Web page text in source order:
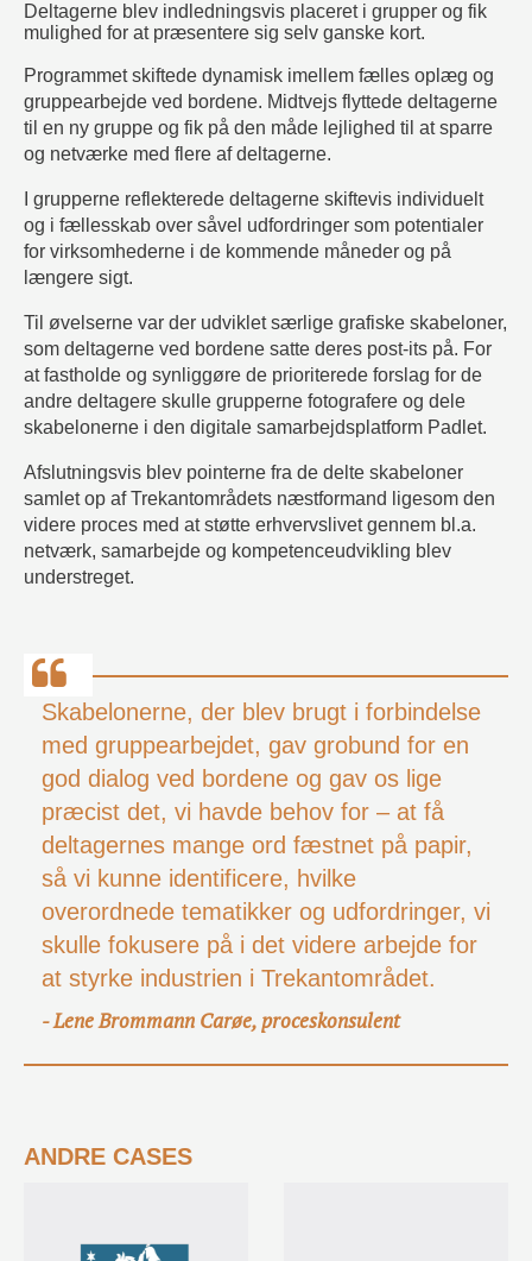
Deltagerne blev indledningsvis placeret i grupper og fik
mulighed for at præsentere sig selv ganske kort.
Programmet skiftede dynamisk imellem fælles oplæg og
gruppearbejde ved bordene. Midtvejs flyttede deltagerne
til en ny gruppe og fik på den måde lejlighed til at sparre
og netværke med flere af deltagerne.
I grupperne reflekterede deltagerne skiftevis individuelt
og i fællesskab over såvel udfordringer som potentialer
for virksomhederne i de kommende måneder og på
længere sigt.
Til øvelserne var der udviklet særlige grafiske skabeloner,
som deltagerne ved bordene satte deres post-its på. For
at fastholde og synliggøre de prioriterede forslag for de
andre deltagere skulle grupperne fotografere og dele
skabelonerne i den digitale samarbejdsplatform Padlet.
Afslutningsvis blev pointerne fra de delte skabeloner
samlet op af Trekantområdets næstformand ligesom den
videre proces med at støtte erhvervslivet gennem bl.a.
netværk, samarbejde og kompetenceudvikling blev
understreget.
Skabelonerne, der blev brugt i forbindelse
med gruppearbejdet, gav grobund for en
god dialog ved bordene og gav os lige
præcist det, vi havde behov for – at få
deltagernes mange ord fæstnet på papir,
så vi kunne identificere, hvilke
overordnede tematikker og udfordringer, vi
skulle fokusere på i det videre arbejde for
at styrke industrien i Trekantområdet.
-Lene Brommann Carøe, proceskonsulent
ANDRE CASES